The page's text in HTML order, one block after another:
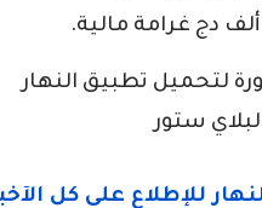
لتحميل تطبيق النهار
ستور